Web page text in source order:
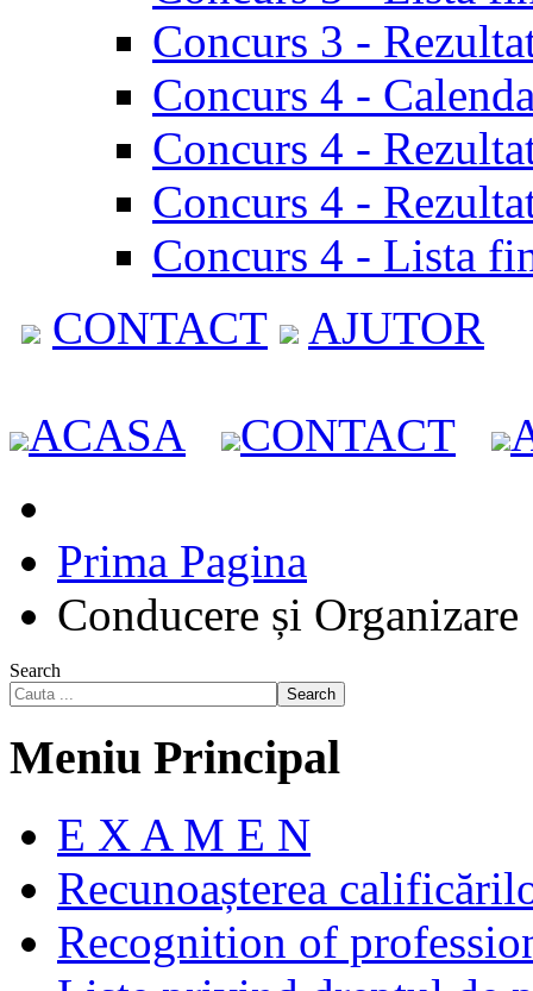
Concurs 3 -
Concurs 4 -
Concurs 4 -
Concurs 4 -
Concurs 4 - Lista
CONTACT
AJUTOR
ACASA CONTACT
Prima Pagina
Conducere și Organizare
Search
Search
Meniu Principal
E X A M E N
Recunoașterea
Recognition of